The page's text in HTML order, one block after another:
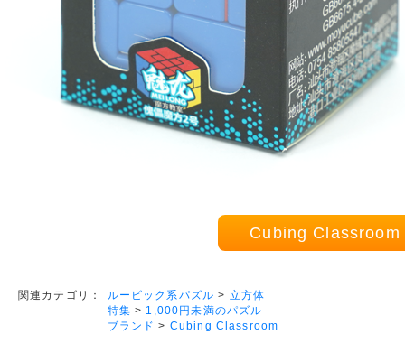
Cubing Classroom
関連カテゴリ： ルービック系パズル > 立方体
特集 > 1,000円未満のパズル
ブランド > Cubing Classroom